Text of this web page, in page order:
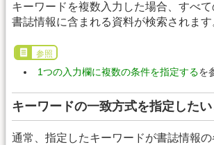
キーワードを複数入力した場合、すべ
書誌情報に含まれる資料が検索されます
参照
1つの入力欄に複数の条件を指定するを
キーワードの一致方式を指定したい
通常、指定したキーワードが書誌情報